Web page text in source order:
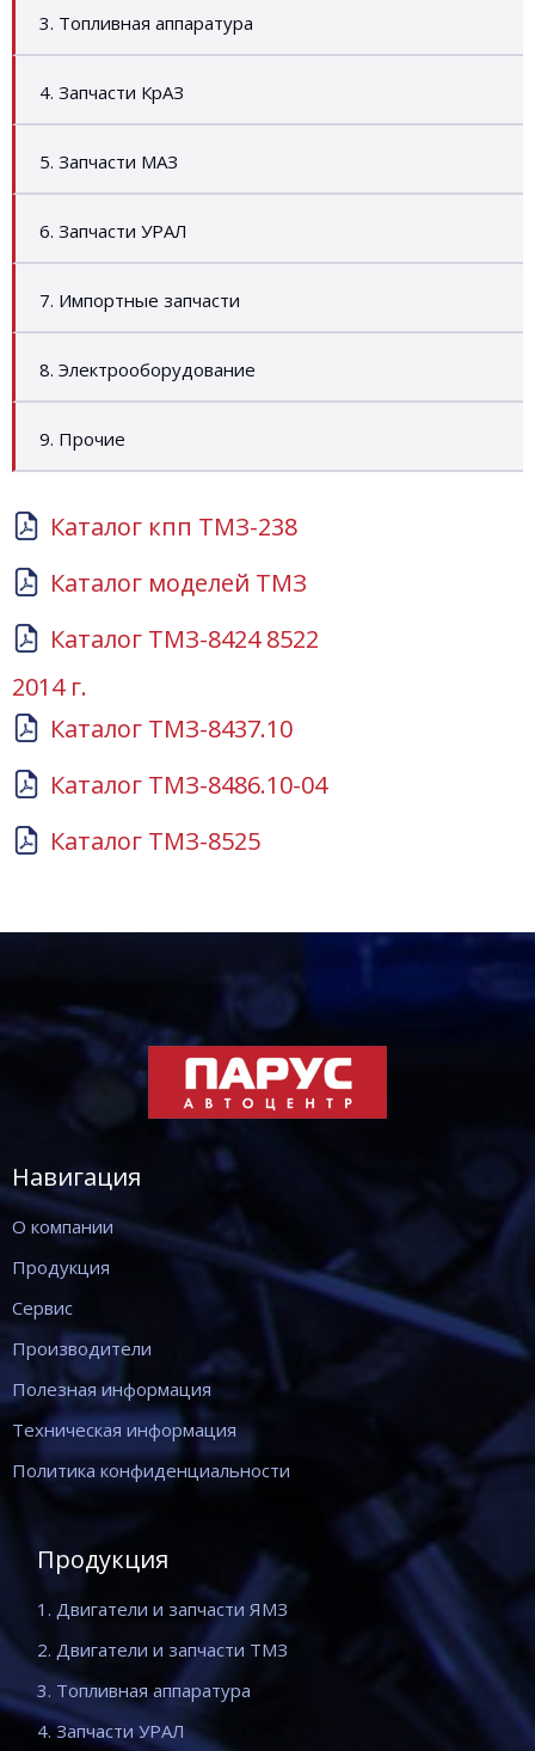
3. Топливная аппаратура
4. Запчасти КрАЗ
5. Запчасти МАЗ
6. Запчасти УРАЛ
7. Импортные запчасти
8. Электрооборудование
9. Прочие
Каталог кпп ТМЗ-238
Каталог моделей ТМЗ
Каталог ТМЗ-8424 8522
2014 г.
Каталог ТМЗ-8437.10
Каталог ТМЗ-8486.10-04
Каталог ТМЗ-8525
Навигация
О компании
Продукция
Сервис
Производители
Полезная информация
Техническая информация
Политика конфиденциальности
Продукция
1. Двигатели и запчасти ЯМЗ
2. Двигатели и запчасти ТМЗ
3. Топливная аппаратура
4. Запчасти УРАЛ